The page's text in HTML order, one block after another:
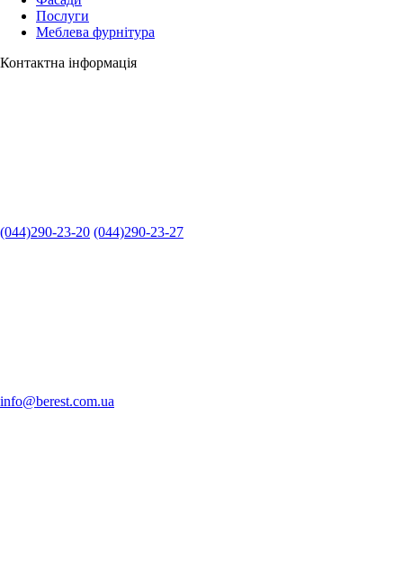
Послуги
Меблева фурнітура
Контактна інформація
(044)290-23-20 (044)290-23-27
info@berest.com.ua